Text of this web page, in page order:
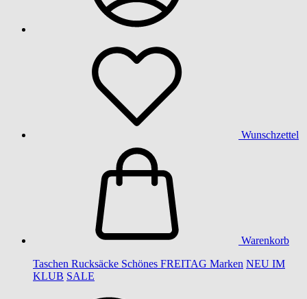
Wunschzettel
Warenkorb
Taschen Rucksäcke Schönes FREITAG Marken NEU IM
KLUB SALE